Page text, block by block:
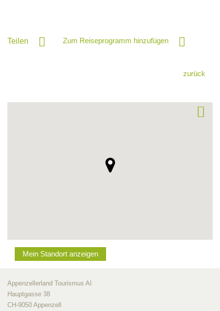
Teilen Zum Reiseprogramm hinzufügen
zurück
Mein Standort anzeigen
Appenzellerland Tourismus AI
Hauptgasse 38
CH-9050 Appenzell